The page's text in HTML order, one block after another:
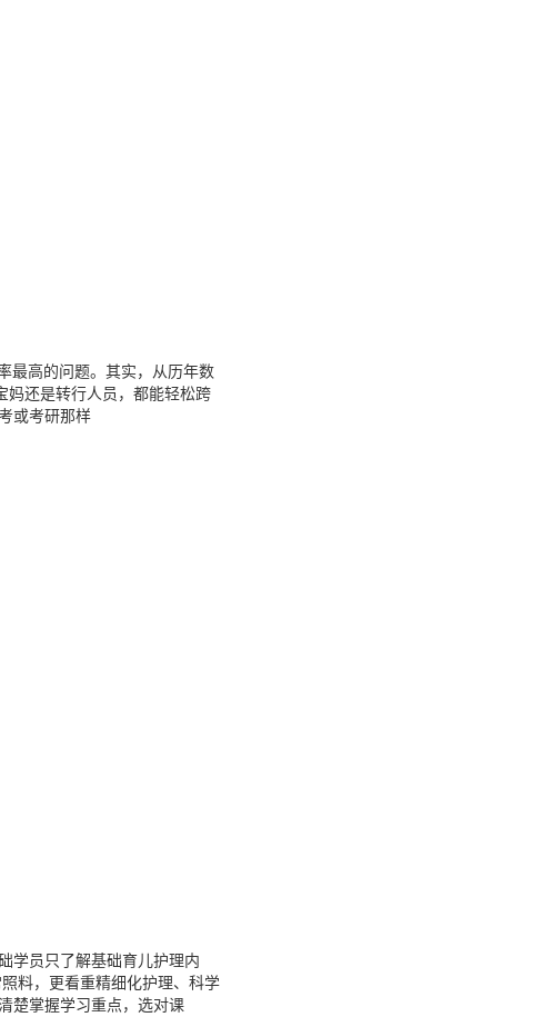
最高的问题。其实，从历年数
妈还是转行人员，都能轻松跨
或考研那样
学员只了解基础育儿护理内
料，更看重精细化护理、科学
楚掌握学习重点，选对课